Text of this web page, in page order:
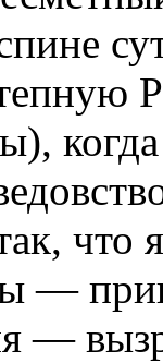
когда
что
—
—